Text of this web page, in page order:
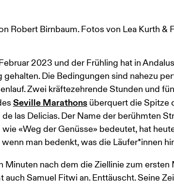
Robert Birnbaum. Fotos von Lea Kurth &
2023 und der Frühling hat in
gehalten. Die Bedingungen sind nahezu
Zwei kräftezehrende Stunden und
Seville Marathons überquert die Spitze
de las Delicias. Der Name der berühmten
wie «Weg der Genüsse» bedeutet, hat
wenn man bedenkt, was die Läufer*innen
Minuten nach dem die Ziellinie zum
auch Samuel Fitwi an. Enttäuscht. Seine